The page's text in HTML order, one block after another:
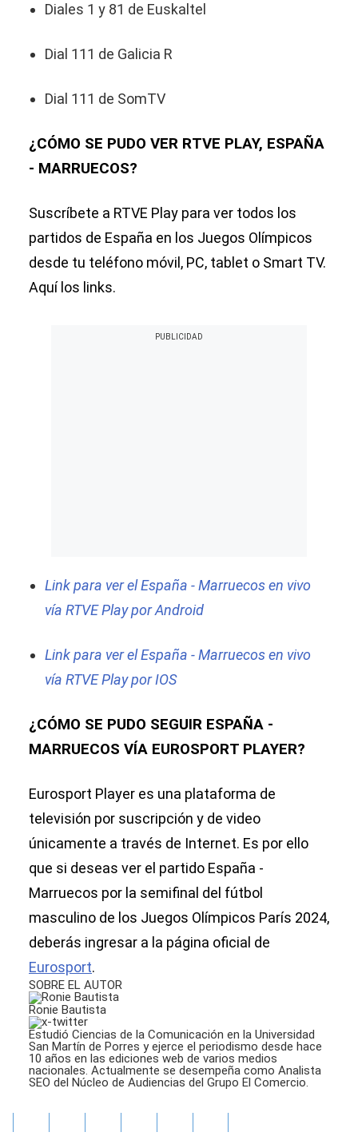
Diales 1 y 81 de Euskaltel
Dial 111 de Galicia R
Dial 111 de SomTV
¿CÓMO SE PUDO VER RTVE PLAY, ESPAÑA
- MARRUECOS?
Suscríbete a RTVE Play para ver todos los
partidos de España en los Juegos Olímpicos
desde tu teléfono móvil, PC, tablet o Smart TV.
Aquí los links.
Link para ver el España - Marruecos en vivo
vía RTVE Play por Android
Link para ver el España - Marruecos en vivo
vía RTVE Play por IOS
¿CÓMO SE PUDO SEGUIR ESPAÑA -
MARRUECOS VÍA EUROSPORT PLAYER?
Eurosport Player es una plataforma de
televisión por suscripción y de video
únicamente a través de Internet. Es por ello
que si deseas ver el partido España -
Marruecos por la semifinal del fútbol
masculino de los Juegos Olímpicos París 2024,
deberás ingresar a la página oficial de
Eurosport.
SOBRE EL AUTOR
Ronie Bautista
Estudió Ciencias de la Comunicación en la Universidad
San Martín de Porres y ejerce el periodismo desde hace
10 años en las ediciones web de varios medios
nacionales. Actualmente se desempeña como Analista
SEO del Núcleo de Audiencias del Grupo El Comercio.